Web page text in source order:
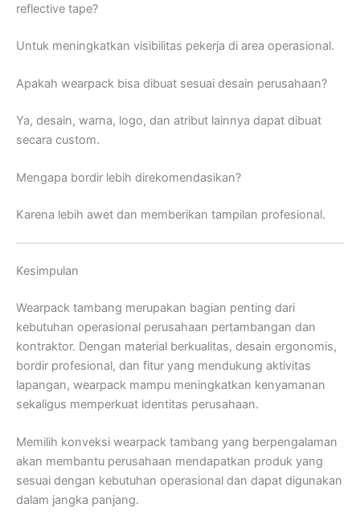
reflective tape?
Untuk meningkatkan visibilitas pekerja di area operasional.
Apakah wearpack bisa dibuat sesuai desain perusahaan?
Ya, desain, warna, logo, dan atribut lainnya dapat dibuat
secara custom.
Mengapa bordir lebih direkomendasikan?
Karena lebih awet dan memberikan tampilan profesional.
Kesimpulan
Wearpack tambang merupakan bagian penting dari
kebutuhan operasional perusahaan pertambangan dan
kontraktor. Dengan material berkualitas, desain ergonomis,
bordir profesional, dan fitur yang mendukung aktivitas
lapangan, wearpack mampu meningkatkan kenyamanan
sekaligus memperkuat identitas perusahaan.
Memilih konveksi wearpack tambang yang berpengalaman
akan membantu perusahaan mendapatkan produk yang
sesuai dengan kebutuhan operasional dan dapat digunakan
dalam jangka panjang.